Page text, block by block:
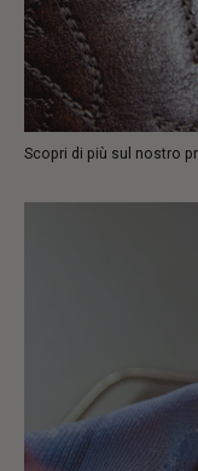
Scopri di più sul nostro